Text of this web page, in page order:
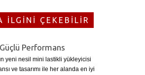
İLGİNİ ÇEKEBİLİR
Performans
yeni nesil mini lastikli yükleyicisi
ve tasarımı ile her alanda en iyi